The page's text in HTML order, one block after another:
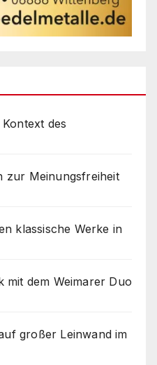
des
zur Meinungsfreiheit
klassische Werke in
mit dem Weimarer Duo
großer Leinwand im